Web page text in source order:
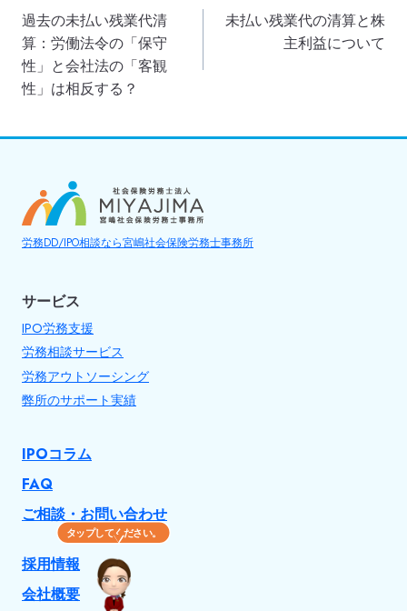
稿
ナ
ビ
シ
ョ
ン
過去の未払い残業代清
算：労働法令の「保守
性」と会社法の「客観
性」は相反する？
未払い残業代の清算と株
主利益について
労務DD/IPO相談なら宮嶋社会保険労務士事務所
サービス
IPO労務支援
労務相談サービス
労務アウトソーシング
弊所のサポート実績
IPOコラム
FAQ
ご相談・お問い合わせ
採用情報
会社概要
タップしてください。